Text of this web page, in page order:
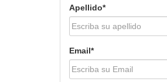
Apellido*
Email*